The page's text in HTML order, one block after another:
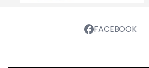
FACEBOOK